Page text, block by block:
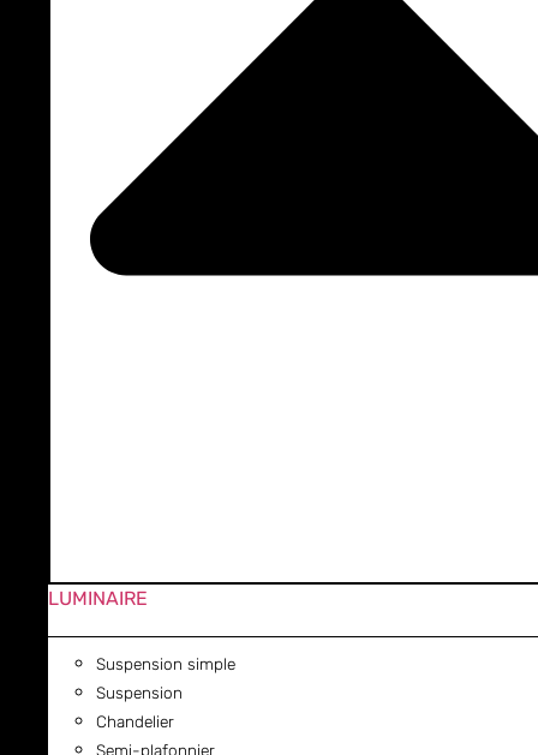
LUMINAIRE
Suspension simple
Suspension
Chandelier
Semi-plafonnier